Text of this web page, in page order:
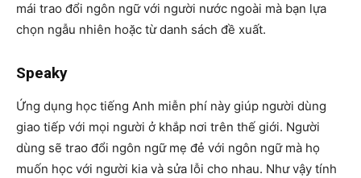
mái trao đổi ngôn ngữ với người nước ngoài mà bạn lựa
chọn ngẫu nhiên hoặc từ danh sách đề xuất.
Speaky
Ứng dụng học tiếng Anh miễn phí này giúp người dùng
giao tiếp với mọi người ở khắp nơi trên thế giới. Người
dùng sẽ trao đổi ngôn ngữ mẹ đẻ với ngôn ngữ mà họ
muốn học với người kia và sửa lỗi cho nhau. Như vậy tính